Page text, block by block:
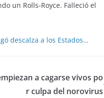
un Rolls-Royce. Falleció el
descalza a los Estados…
a cagarse vivos po
r culpa del norovirus